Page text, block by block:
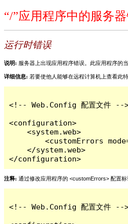
“/”应用程序中的服务器
运行时错误
说明: 服务器上出现应用程序错误。此应用程序的
详细信息: 若要使他人能够在远程计算机上查看此
<!-- Web.Config 配置文件 --
<configuration>
    <system.web>
<customErrors
    </system.web>
</configuration>
注释: 通过修改应用程序的 <customErrors> 配置
<!-- Web.Config 配置文件 --